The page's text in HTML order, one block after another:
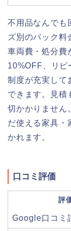
不用品なんでも
ズ別のパック料
車両費・処分費
10%OFF、リピ
制度が充実して
できます。見積
切かかりません
だ使える家具・
かれます。
口コミ評価
評
Google口コミ